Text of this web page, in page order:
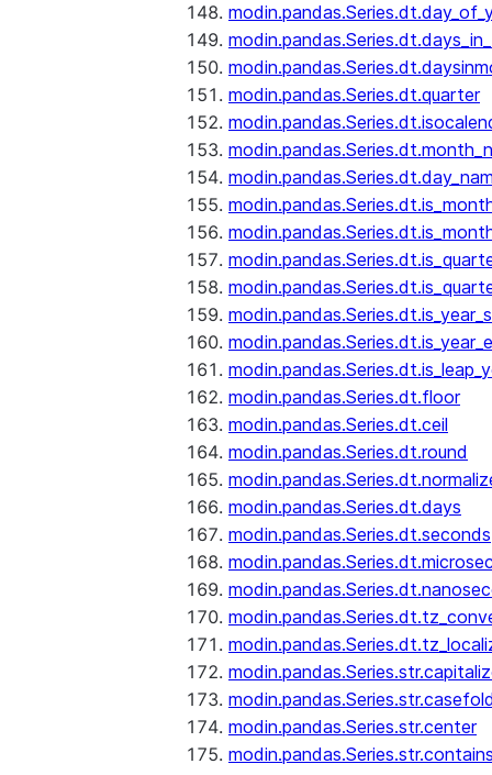
modin.pandas.Series.dt.quarter
modin.pandas.Series.dt.floor
modin.pandas.Series.dt.ceil
modin.pandas.Series.dt.round
modin.pandas.Series.dt.days
modin.pandas.Series.dt.seconds
modin.pandas.Series.str.center